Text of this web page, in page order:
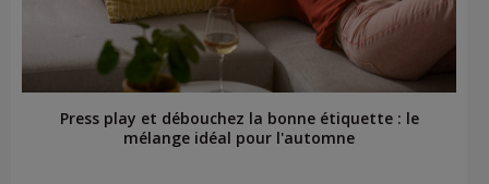
Press play et débouchez la bonne étiquette : le
mélange idéal pour l'automne